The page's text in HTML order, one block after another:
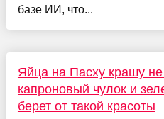
базе ИИ, что...
Яйца на Пасху крашу не
капроновый чулок и
берет от такой красоты